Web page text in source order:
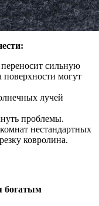
сильную
могут
лучей
проблемы.
нестандартных
ковролина.
богатым